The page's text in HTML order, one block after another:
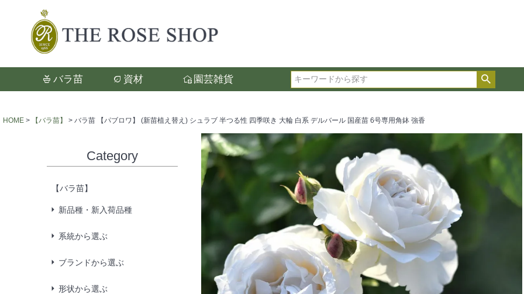
バラ苗 資材 園芸雑貨
検索
検索
選択した項目全てに該当する品種のみ検索結果に表示さ
タイプ、カラー、ブランドなどは1つずつ選択してくださ
HOME 【バラ苗】 バラ苗 【パブロワ】 (新苗植え替え) シュラブ 半つる性 四季咲き 大輪 白系 デルバール 国産苗 6号専用角鉢 強香
Category
【バラ苗】
新品種・新入荷品種
系統から選ぶ
ブランドから選ぶ
形状から選ぶ